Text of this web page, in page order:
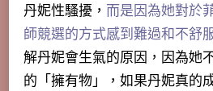
丹妮性騷擾 ， 而是因為她對於
師競選的方式感到難過和不舒
解丹妮會生氣的原因，因為她
的「擁有物」，如果丹妮真的